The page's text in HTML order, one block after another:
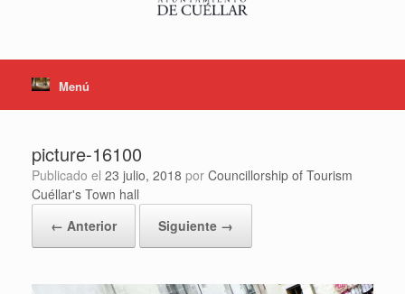
Menú
picture-16100
Publicado el 23 julio, 2018 por Councillorship of Tourism
Cuéllar's Town hall
← Anterior
Siguiente →